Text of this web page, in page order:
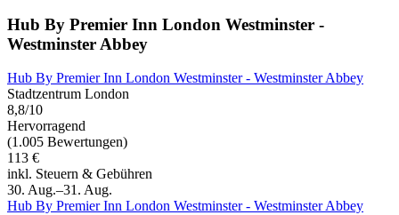
Hub By Premier Inn London Westminster -
Westminster Abbey
Hub By Premier Inn London Westminster - Westminster Abbey
Stadtzentrum London
8,8/10
Hervorragend
(1.005 Bewertungen)
113 €
inkl. Steuern & Gebühren
30. Aug.–31. Aug.
Hub By Premier Inn London Westminster - Westminster Abbey